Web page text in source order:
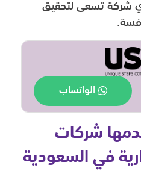
شركة تسعى لتحقيق
الواتساب
شركات
في السعودية